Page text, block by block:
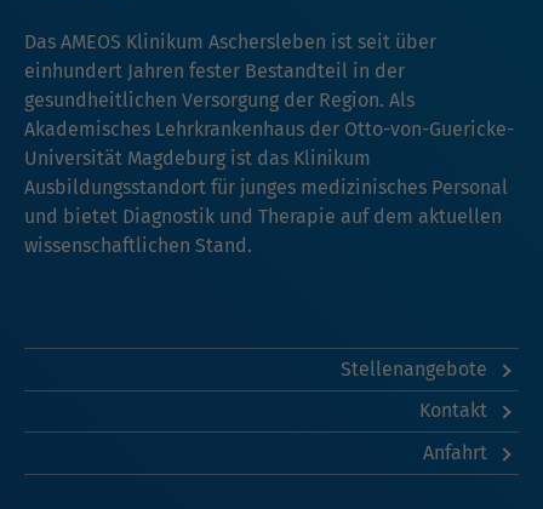
Das AMEOS Klinikum Aschersleben ist seit über
einhundert Jahren fester Bestandteil in der
gesundheitlichen Versorgung der Region. Als
Akademisches Lehrkrankenhaus der Otto-von-Guericke-
Universität Magdeburg ist das Klinikum
Ausbildungsstandort für junges medizinisches Personal
und bietet Diagnostik und Therapie auf dem aktuellen
wissenschaftlichen Stand.
Stellenangebote
Kontakt
Anfahrt